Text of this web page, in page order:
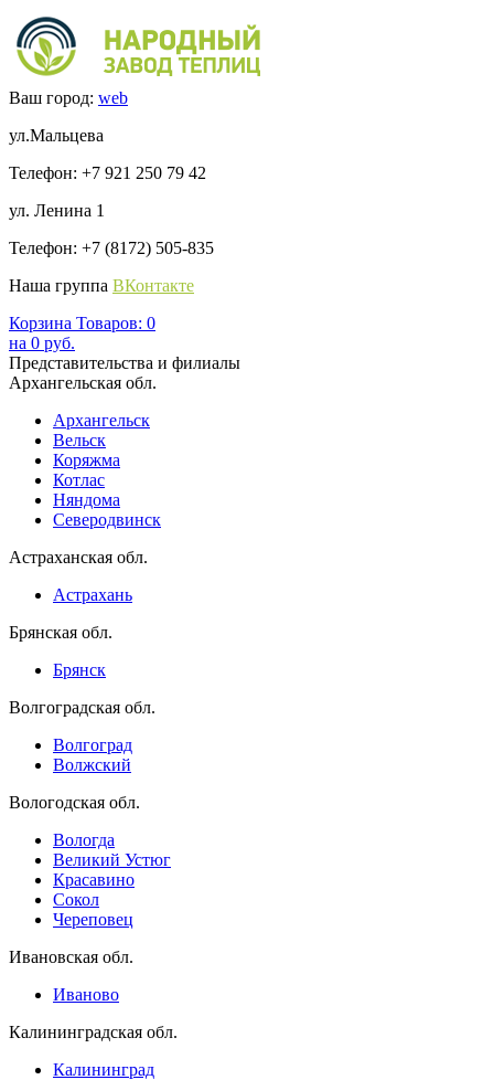
Ваш город: web
ул.Мальцева
Телефон: +7 921 250 79 42
ул. Ленина 1
Телефон: +7 (8172) 505-835
Наша группа ВКонтакте
Корзина Товаров: 0
на 0 руб.
Представительства и филиалы
Архангельская обл.
Архангельск
Вельск
Коряжма
Котлас
Няндома
Северодвинск
Астраханская обл.
Астрахань
Брянская обл.
Брянск
Волгоградская обл.
Волгоград
Волжский
Вологодская обл.
Вологда
Великий Устюг
Красавино
Сокол
Череповец
Ивановская обл.
Иваново
Калининградская обл.
Калининград